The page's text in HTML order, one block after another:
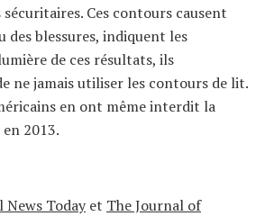
Ces contours causent
des blessures, indiquent les
de ces résultats, ils
ne jamais utiliser les contours de lit.
en ont même interdit la
2013.
News Todayet The Journal of